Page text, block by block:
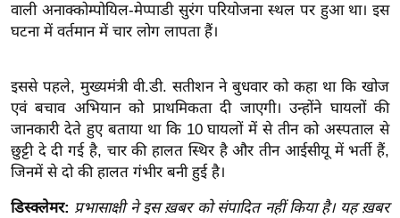
मि
सा
बे
मि
सा
ल
श
वाली अनाक्कोम्पोयिल-मेप्पाडी सुरंग परियोजना स्थल पर हुआ था। इस
घटना में वर्तमान में चार लोग लापता हैं।
इससे पहले, मुख्यमंत्री वी.डी. सतीशन ने बुधवार को कहा था कि खोज
एवं बचाव अभियान को प्राथमिकता दी जाएगी। उन्होंने घायलों की
जानकारी देते हुए बताया था कि 10 घायलों में से तीन को अस्पताल से
छुट्टी दे दी गई है, चार की हालत स्थिर है और तीन आईसीयू में भर्ती हैं,
जिनमें से दो की हालत गंभीर बनी हुई है।
डिस्क्लेमर: प्रभासाक्षी ने इस ख़बर को संपादित नहीं किया है। यह ख़बर